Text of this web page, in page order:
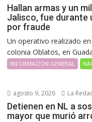
Hallan armas y un
Jalisco, fue durante
por fraude
Un operativo realizado
colonia Oblatos, en
INFORMACIÓN GENERAL
agosto 9, 2026 La
Detienen en NL a
mayor que murió